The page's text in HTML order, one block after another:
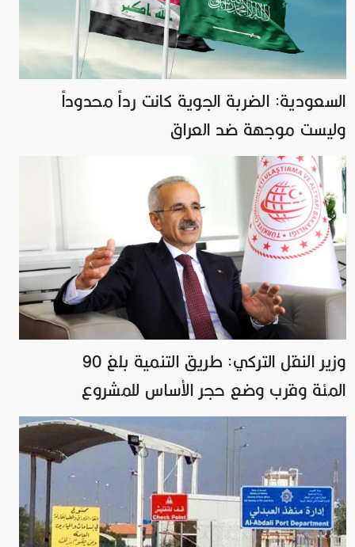
السعودية: الضربة الجوية كانت رداً محدوداً
وليست موجهة ضد العراق
وزير النقل التركي: طريق التنمية بلغ 90
المئة وقرب وضع حجر الأساس للمشروع